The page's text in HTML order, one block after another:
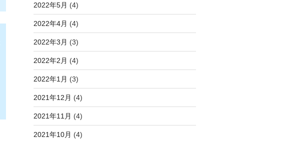
2022年5月 (4)
2022年4月 (4)
2022年3月 (3)
2022年2月 (4)
2022年1月 (3)
2021年12月 (4)
2021年11月 (4)
2021年10月 (4)